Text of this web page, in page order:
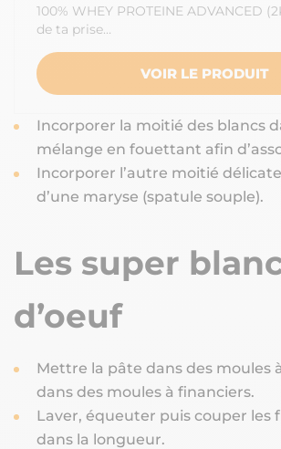
100% WHEY PROTEINE ADVANCED
de ta prise…
VOIR LE PRODUIT
Incorporer la moitié des blancs
mélange en fouettant afin
Incorporer l’autre moitié
d’une maryse (spatule souple).
Les super
d’oeuf
Mettre la pâte dans des moules
dans des moules à financiers.
Laver, équeuter puis couper les
dans la longueur.